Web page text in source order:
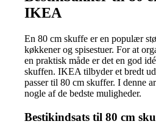
IKEA
En 80 cm skuffe er en populær
køkkener og spisestuer. For at
en praktisk måde er det en god
skuffen. IKEA tilbyder et bredt
passer til 80 cm skuffer. I denne
nogle af de bedste muligheder.
Bestikindsats til 80 cm